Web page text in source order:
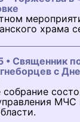
храма
• Священник
с
МЧС